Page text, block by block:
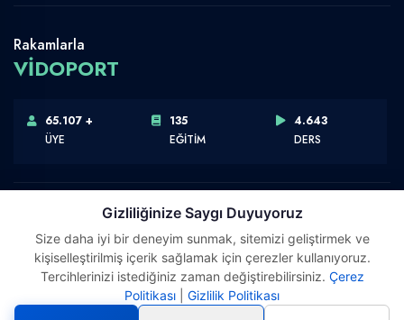
Rakamlarla
VİDOPORT
65.107 +
ÜYE
135
EĞİTİM
4.643
DERS
Telif Hakkı © 2026 Vidoport, Inc.
Software,Design & Development:Webimonline
Gizliliğinize Saygı Duyuyoruz
Size daha iyi bir deneyim sunmak, sitemizi geliştirmek ve
kişiselleştirilmiş içerik sağlamak için çerezler kullanıyoruz.
Tercihlerinizi istediğiniz zaman değiştirebilirsiniz. Çerez
Politikası
Gizlilik Politikası